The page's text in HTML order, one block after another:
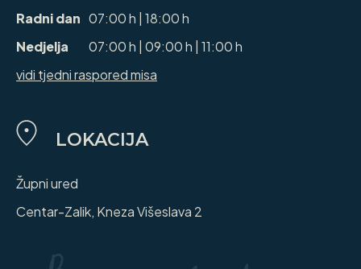
Radni dan 07:00 h | 18:00 h
Nedjelja
07:00 h | 09:00 h | 11:00 h
vidi tjedni raspored misa
LOKACIJA
Župni ured
Centar-Zalik, Kneza Višeslava 2